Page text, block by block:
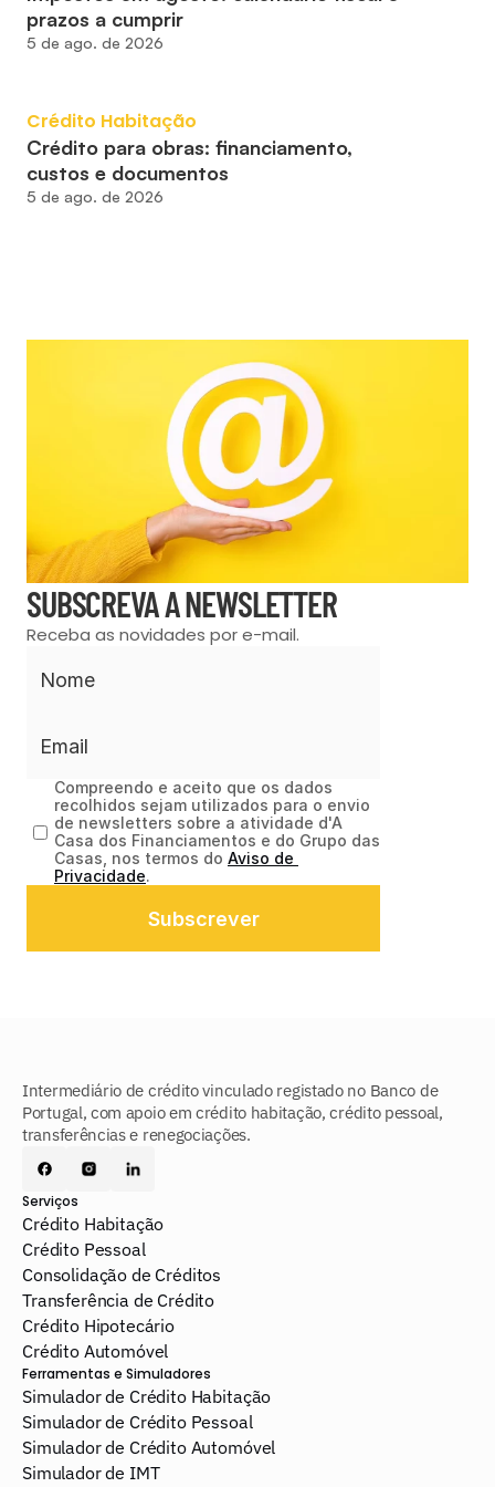
prazos a cumprir
5 de ago. de 2026
Crédito Habitação
Crédito para obras: financiamento,
custos e documentos
5 de ago. de 2026
SUBSCREVA A NEWSLETTER
Receba as novidades por e-mail.
Compreendo e aceito que os dados
recolhidos sejam utilizados para o envio
de newsletters sobre a atividade d'A
Casa dos Financiamentos e do Grupo das
Casas, nos termos do Aviso de
Privacidade.
Subscrever
Intermediário de crédito vinculado registado no Banco de
Portugal, com apoio em crédito habitação, crédito pessoal,
transferências e renegociações.
Serviços
Crédito Habitação
Crédito Pessoal
Consolidação de Créditos
Transferência de Crédito
Crédito Hipotecário
Crédito Automóvel
Ferramentas e Simuladores
Simulador de Crédito Habitação
Simulador de Crédito Pessoal
Simulador de Crédito Automóvel
Simulador de IMT